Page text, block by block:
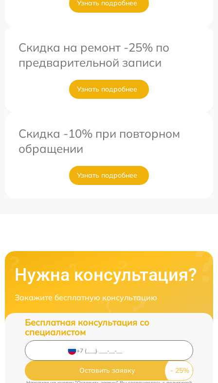
Узнать подробнее
Скидка на ремонт -25% по
предварительной записи
Узнать подробнее
Скидка -10% при повторном
обращении
Узнать подробнее
Нужна консультация?
Закажите бесплатную консультацию
Бесплатная консультация со
специалистом
Оставить заявку